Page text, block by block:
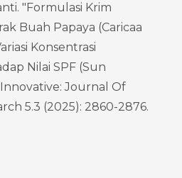
"Formulasi Krim
Buah Papaya (Caricaa
Konsentrasi
Nilai SPF (Sun
Journal Of
5.3 (2025): 2860-2876.